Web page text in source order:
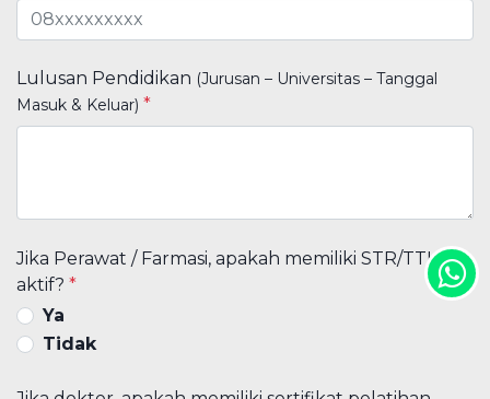
Lulusan Pendidikan (Jurusan – Universitas – Tanggal
Masuk & Keluar) *
Jika Perawat / Farmasi, apakah memiliki STR/TTK
aktif? *
Ya
Tidak